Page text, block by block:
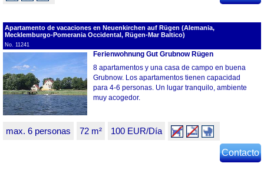
Apartamento de vacaciones en Neuenkirchen auf Rügen (Alemania,
Mecklemburgo-Pomerania Occidental, Rügen-Mar Baltico)
No. 11241
Ferienwohnung Gut Grubnow Rügen
8 apartamentos y una casa de campo en buena
Grubnow. Los apartamentos tienen capacidad
para 4-6 personas. Un lugar tranquilo, ambiente
muy acogedor.
max. 6 personas 72 m² 100 EUR/Día
Contacto